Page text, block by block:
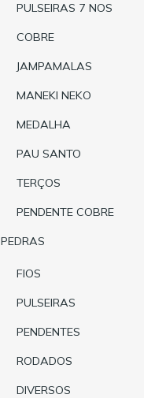
PULSEIRAS 7 NOS
COBRE
JAMPAMALAS
MANEKI NEKO
MEDALHA
PAU SANTO
TERÇOS
PENDENTE COBRE
PEDRAS
FIOS
PULSEIRAS
PENDENTES
RODADOS
DIVERSOS